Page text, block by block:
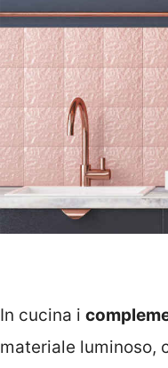
In cucina i
materiale luminoso,